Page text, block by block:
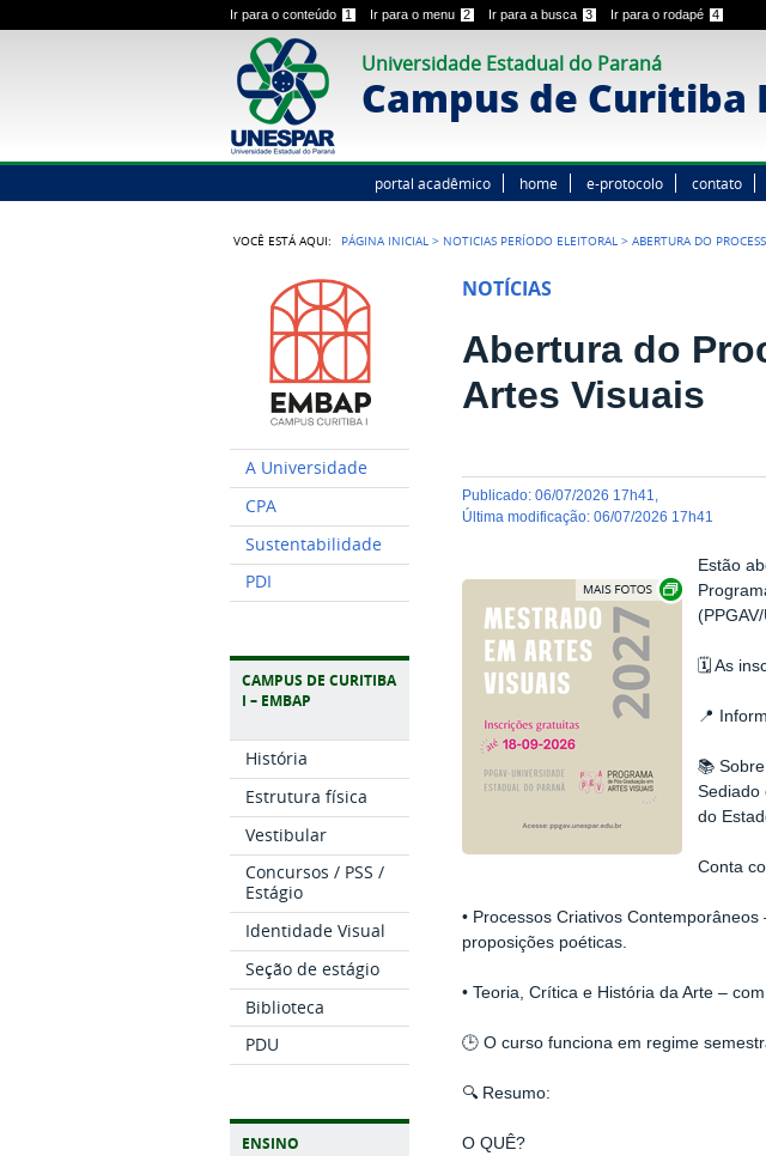
Ir para o conteúdo 1 Ir para o menu 2 Ir para a busca 3 Ir para o rodapé 4
Universidade Estadual do Paraná
Campus de Curitiba
portal acadêmico home e-protocolo contato
VOCÊ ESTÁ AQUI: PÁGINA INICIAL > NOTICIAS PERÍODO ELEITORAL >ABERTURA DO
A Universidade
CPA
Sustentabilidade
PDI
CAMPUS DE CURITIBA
I – EMBAP
História
Estrutura física
Vestibular
Concursos / PSS /
Estágio
Identidade Visual
Seção de estágio
Biblioteca
PDU
ENSINO
NOTÍCIAS
Abertura do
Artes Visuais
publicado:06/07/2026 17h41
última modificação:06/07/2026 17h41
Exibir
Estão
(PPGAV/
🗓️ As
📍
📚
Sediado
do
Conta
• Processos Criativos
proposições poéticas.
• Teoria, Crítica e História da Arte –
🕒 O curso funciona em regime
🔍 Resumo:
O QUÊ?